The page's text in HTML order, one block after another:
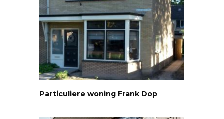
Particuliere woning Frank Dop